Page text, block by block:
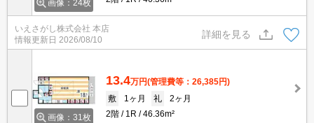
画像：24枚
いえさがし株式会社 本店
情報更新日 2026/08/10
詳細を見る
画像：31枚
13.4万円(管理費等：26,385円)
敷
1ヶ月 礼
2ヶ月
2階
1R 46.36m²